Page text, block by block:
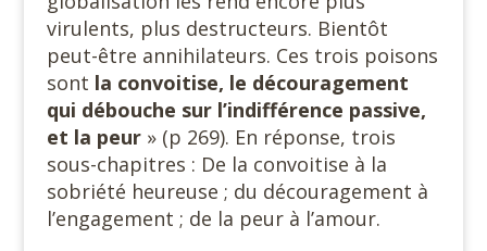
virulents, plus destructeurs. Bientôt
peut-être annihilateurs. Ces trois poisons
sont la convoitise, le découragement
qui débouche sur l’indifférence passive,
et la peur » (p 269). En réponse, trois
sous-chapitres : De la convoitise à la
sobriété heureuse ; du découragement à
l’engagement ; de la peur à l’amour.